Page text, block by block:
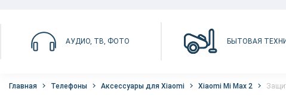
АУДИО, ТВ, ФОТО БЫТОВАЯ
Главная Телефоны Аксессуары для Xiaomi Xiaomi Mi Max 2